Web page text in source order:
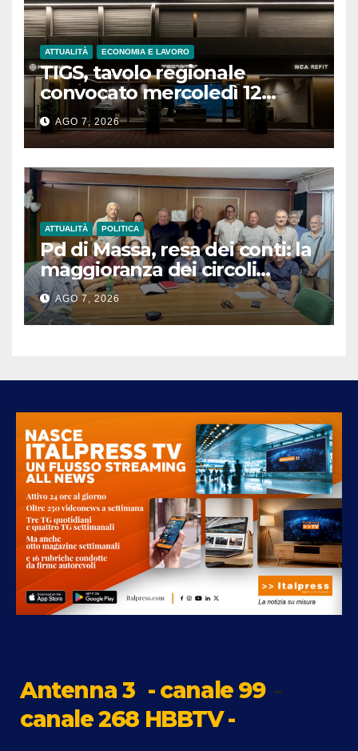
ATTUALITÀ ECONOMIA E LAVORO
TIGS, tavolo regionale
convocato mercoledì 12
agosto
AGO 7, 2026
ATTUALITÀ POLITICA
Pd di Massa, resa dei conti: la
maggioranza dei circoli
sfiducia i vertici e chiede un
congresso straordinario
AGO 7, 2026
Antenna 3 - canale 99 -
canale 268 HBBTV -